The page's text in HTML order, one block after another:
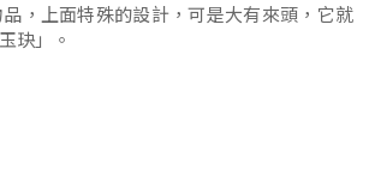
，上面特殊的設計，可是大有來頭，它就
玦」。